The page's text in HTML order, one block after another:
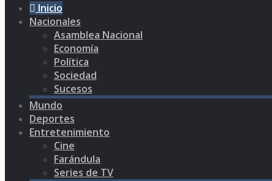
Inicio
Nacionales
Asamblea Nacional
Economía
Política
Sociedad
Sucesos
Mundo
Deportes
Entretenimiento
Cine
Farándula
Series de TV